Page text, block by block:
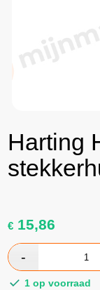
Harting
€ 15,86
1 op voorraad